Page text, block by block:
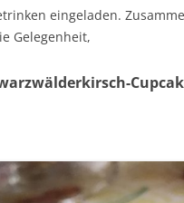
eingeladen.
Gelegenheit,